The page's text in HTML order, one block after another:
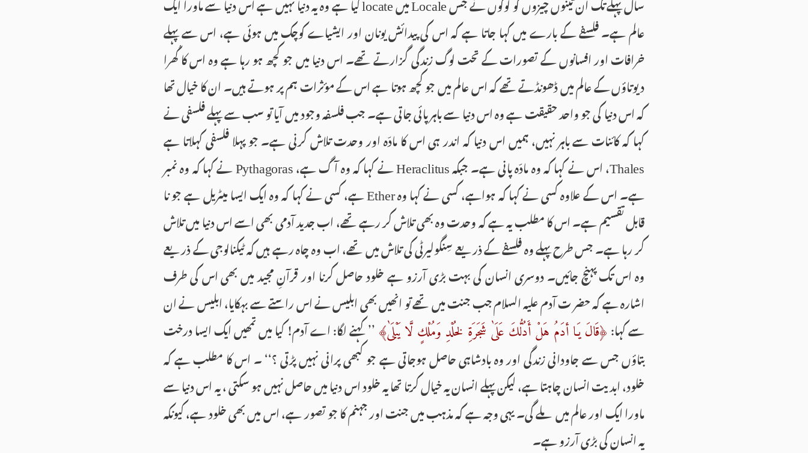
Locale
locate
عالم ہے۔ فلسفے کے بارے میں کہا جاتا ہے کہ اس کی پیدائش یونان اور ایشیاے کوچک میں ہوئی ہے، اس سے پہلے
خرافات اور افسانوں کے تصورات کے تحت لوگ زندگی گزارتے تھے۔ اس دنیا میں جو کچھ ہو رہا ہے وہ اس کا کُھرا
دیوتاؤں کے عالم میں ڈھونڈتے تھے کہ اس عالم میں جو کچھ ہوتا ہے اس کے مؤثرات ہم پر ہوتے ہیں۔ ان کا خیال تھا
کہ اس دنیا کی جو واحد حقیقت ہے وہ اس دنیا سے باہر پائی جاتی ہے۔ جب فلسفہ وجود میں آیا تو سب سے پہلے فلسفی نے
کہا کہ کائنات سے باہر نہیں، ہمیں اس دنیا کہ اندر ہی اس کا مادّہ اور وحدت تلاش کرنی ہے۔ جو پہلا فلسفی کہلاتا ہے
Thales، اس نے کہا کہ وہ مادّہ پانی ہے۔ جبکہ Heraclitusنے کہا کہ وہ آگ ہے، Pythagoras نے کہا کہ وہ نمبر
ہے۔ اس کے علاوہ کسی نے کہا کہ ہواہے، کسی نے کہا وہEtherہے، کسی نے کہا کہ وہ ایک ایسا میٹریل ہے جو نا
قابل تقسیم ہے۔ اس کا مطلب یہ ہے کہ وحدت وہ بھی تلاش کر رہے تھے، اب جدید آدمی بھی اسے اس دنیا میں تلاش
کر رہا ہے۔ جس طرح پہلے وہ فلسفے کے ذریعے سِنگولیرٹی کی تلاش میں تھے، اب وہ چاہ رہے ہیں کہ ٹیکنالوجی کے ذریعے
وہ اس تک پہنچ جائیں۔ دوسری انسان کی بہت بڑی آرزو ہے خلود حاصل کرنا اور قرآنِ مجید میں بھی اس کی طرف
اشارہ ہے کہ حضر ت آدم علیہ السلام جب جنت میں تھے تو انھیں بھی ابلیس نے اس راستے سے بہکایا، ابلیس نے ان
سے کہا: ﴿قَالَ يَـا أدَمُ هَلْ أَدُلُّكَ عَلَىٰ شَجَرَةِ لخُلْدِ وَمُلْكٍ لَّا يَبْلَىٰ﴾’’ کہنے لگا: اے آدم! کیا میں تمھیں ایک ایسا درخت
بتاؤں جس سے جاودانی زندگی اور وہ بادشاہی حاصل ہوجاتی ہے جو کبھی پرانی نہیں پڑتی ؟‘‘ ۔ اس کا مطلب ہے کہ
خلود، ابدیت انسان چاہتا ہے، لیکن پہلے انسان یہ خیال کرتا تھا یہ خلود اس دنیا میں حاصل نہیں ہو سکتی ، یہ اس دنیا سے
ماورا ایک اور عالم میں ملے گی۔ یہی وجہ ہے کہ مذہب میں جنت اور جہنم کا جو تصور ہے، اس میں بھی خلود ہے، کیونکہ
یہ انسان کی بڑی آرزو ہے۔